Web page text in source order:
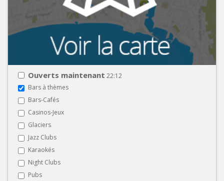
Ouverts maintenant 22:12
Bars à thèmes
Bars-Cafés
Casinos-Jeux
Glaciers
Jazz Clubs
Karaokés
Night Clubs
Pubs